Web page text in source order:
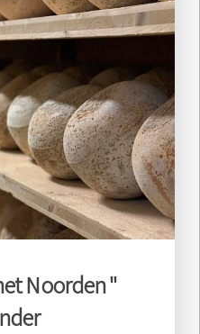
Noorden "